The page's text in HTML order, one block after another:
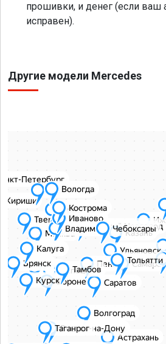
прошивки, и денег (если ваш
исправен).
Другие модели Mercedes